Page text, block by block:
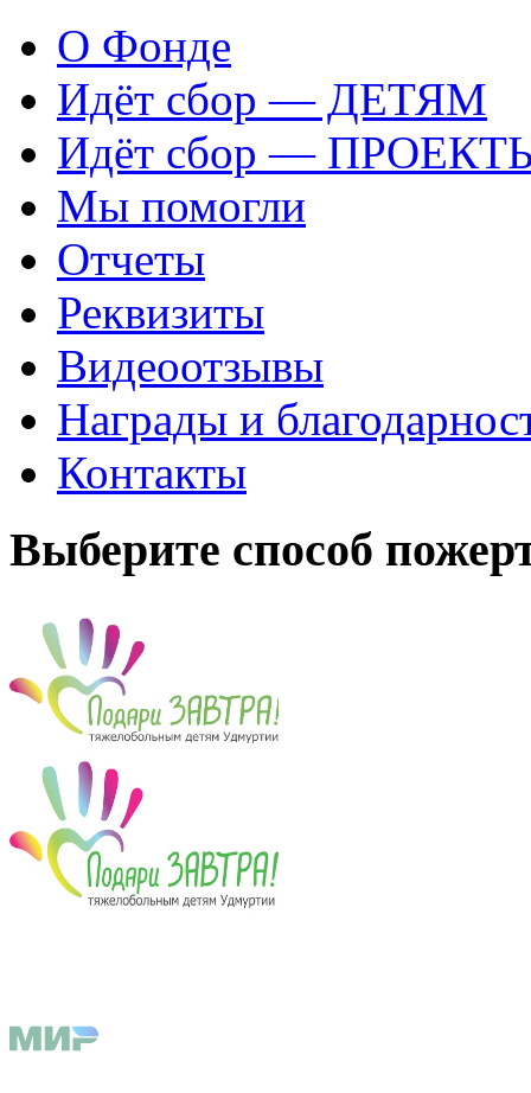
О Фонде
Идёт сбор — ДЕТЯМ
Идёт сбор —
Мы помогли
Отчеты
Реквизиты
Видеоотзывы
Награды и
Контакты
Выберите способ